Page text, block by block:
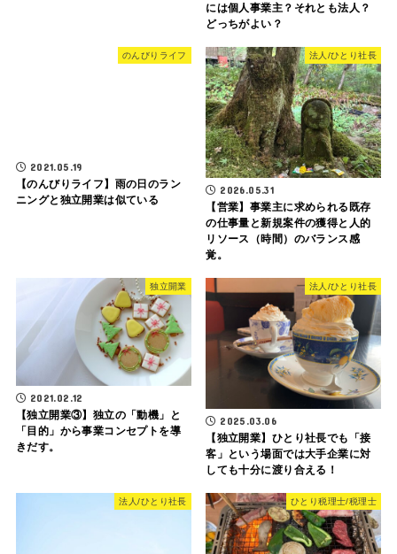
には個人事業主？それとも法人？
どっちがよい？
のんびりライフ
2021.05.19
【のんびりライフ】雨の日のラン
ニングと独立開業は似ている
法人/ひとり社長
2026.05.31
【営業】事業主に求められる既存
の仕事量と新規案件の獲得と人的
リソース（時間）のバランス感
覚。
独立開業
2021.02.12
【独立開業③】独立の「動機」と
「目的」から事業コンセプトを導
きだす。
法人/ひとり社長
2025.03.06
【独立開業】ひとり社長でも「接
客」という場面では大手企業に対
しても十分に渡り合える！
法人/ひとり社長 ひとり税理士/税理士